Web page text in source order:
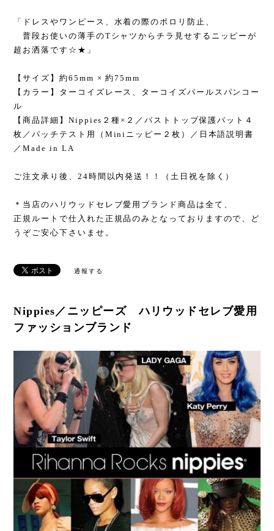
「ドレスやワンピース、水着の際のポロリ防止、
普段お使いの薄手のTシャツからチラ見せするニッピーが
超お洒落です☆★」
【サイズ】約65mm × 約75mm
【カラー】ターコイズレース、ターコイズパールスパンコー
ル
【商品詳細】Nippies２種×２／バストトップ保護パット４
枚／パッチテスト用（Miniニッピー２枚）／日本語説明書
／Made in LA
ご注文承り後、24時間以内発送！！（土日祝を除く）
＊当店のハリウッドセレブ愛用ブランド商品は全て、
正規ルートで仕入れた正規品のみとなっておりますので、ど
うぞご安心下さいませ。
通報する
Nippies／ニッピーズ ハリウッドセレブ愛用
ファッションブランド